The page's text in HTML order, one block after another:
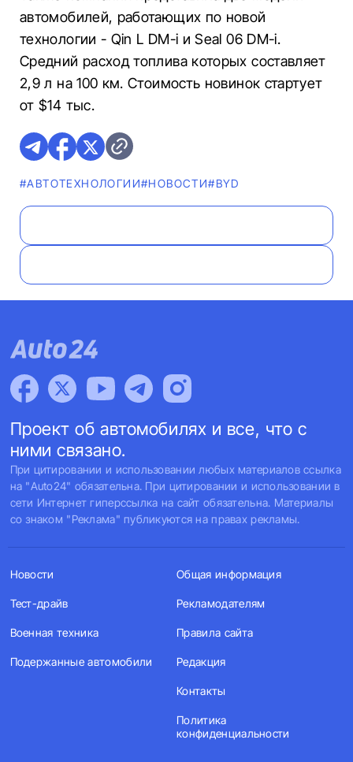
автомобилей, работающих по новой
технологии - Qin L DM-i и Seal 06 DM-i.
Средний расход топлива которых составляет
2,9 л на 100 км. Стоимость новинок стартует
от $14 тыс.
#АВТОТЕХНОЛОГИИ#НОВОСТИ#BYD
Проект об автомобилях и все, что с
ними связано.
При цитировании и использовании любых материалов ссылка
на "Auto24" обязательна. При цитировании и использовании в
сети Интернет гиперссылка на сайт обязательна. Материалы
со знаком "Реклама" публикуются на правах рекламы.
Новости
Тест-драйв
Военная техника
Подержанные автомобили
Общая информация
Рекламодателям
Правила сайта
Редакция
Контакты
Политика
конфиденциальности